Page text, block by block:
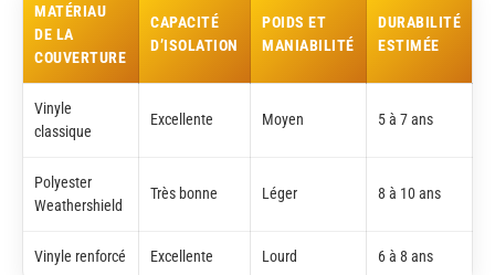
MATÉRIAU
DE LA
COUVERTURE
CAPACITÉ
D’ISOLATION
POIDS ET
MANIABILITÉ
DURABILITÉ
ESTIMÉE
Vinyle
classique
Excellente Moyen 5 à 7 ans
Polyester
Weathershield
Très bonne Léger 8 à 10 ans
Vinyle renforcé Excellente Lourd 6 à 8 ans